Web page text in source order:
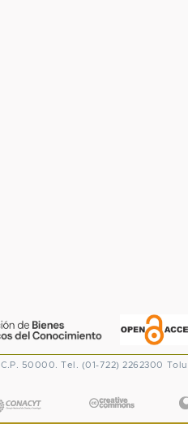
C.P. 50000. Tel. (01-722) 2262300